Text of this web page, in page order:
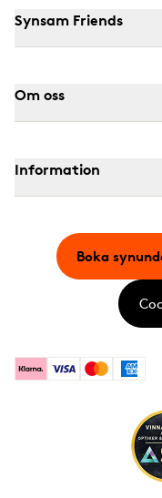
Synsam Friends
Om oss
Information
KlarnaVisa Mastercard
Boka